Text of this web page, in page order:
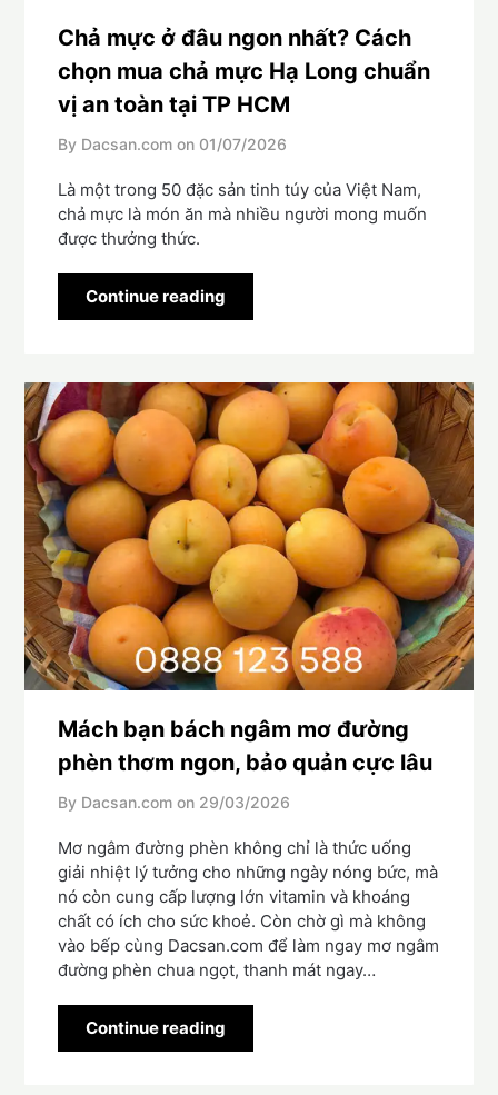
Chả mực ở đâu ngon nhất? Cách
chọn mua chả mực Hạ Long chuẩn
vị an toàn tại TP HCM
By Dacsan.com on 01/07/2026
Là một trong 50 đặc sản tinh túy của Việt Nam,
chả mực là món ăn mà nhiều người mong muốn
được thưởng thức.
Continue reading
Mách bạn bách ngâm mơ đường
phèn thơm ngon, bảo quản cực lâu
By Dacsan.com on 29/03/2026
Mơ ngâm đường phèn không chỉ là thức uống
giải nhiệt lý tưởng cho những ngày nóng bức, mà
nó còn cung cấp lượng lớn vitamin và khoáng
chất có ích cho sức khoẻ. Còn chờ gì mà không
vào bếp cùng Dacsan.com để làm ngay mơ ngâm
đường phèn chua ngọt, thanh mát ngay…
Continue reading